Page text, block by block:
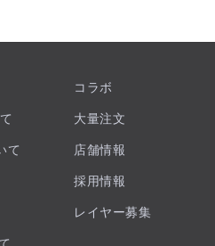
て
コラボ
大量注文
店舗情報
採用情報
レイヤー募集